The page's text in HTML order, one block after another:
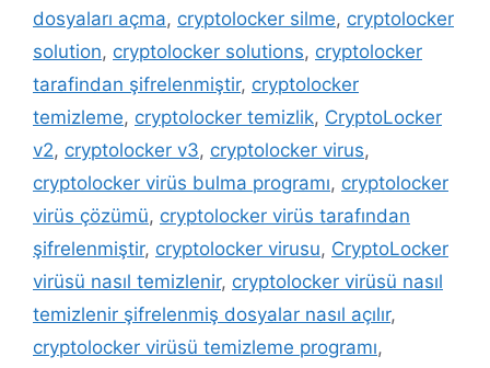
dosyaları açma, cryptolocker silme, cryptolocker
solution, cryptolocker solutions, cryptolocker
tarafindan şifrelenmiştir, cryptolocker
temizleme, cryptolocker temizlik, CryptoLocker
v2, cryptolocker v3, cryptolocker virus,
cryptolocker virüs bulma programı, cryptolocker
virüs çözümü, cryptolocker virüs tarafından
şifrelenmiştir, cryptolocker virusu, CryptoLocker
virüsü nasıl temizlenir, cryptolocker virüsü nasıl
temizlenir şifrelenmiş dosyalar nasıl açılır,
cryptolocker virüsü temizleme programı,